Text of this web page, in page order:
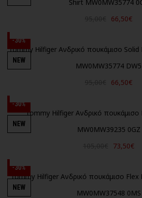
Shirt MW0MW35774
66,50€
-30%
NEW
Tommy Hilfiger Ανδρικό πουκάμισο
MW0MW35774 DW5
66,50€
-30%
NEW
Tommy Hilfiger Ανδρικό
MW0MW39235 0GZ
73,50€
-30%
NEW
Tommy Hilfiger Ανδρικό πουκάμισο Flex
MW0MW37548 0MS